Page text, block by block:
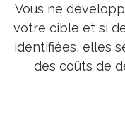
Vous ne
votre cible et si
identifiées, elles
des coûts de